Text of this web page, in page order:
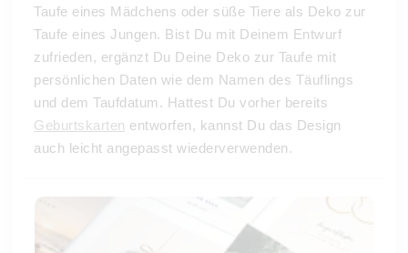
Taufe eines Mädchens oder süße Tiere als Deko zur
Taufe eines Jungen. Bist Du mit Deinem Entwurf
zufrieden, ergänzt Du Deine Deko zur Taufe mit
persönlichen Daten wie dem Namen des Täuflings
und dem Taufdatum. Hattest Du vorher bereits
Geburtskarten entworfen, kannst Du das Design
auch leicht angepasst wiederverwenden.